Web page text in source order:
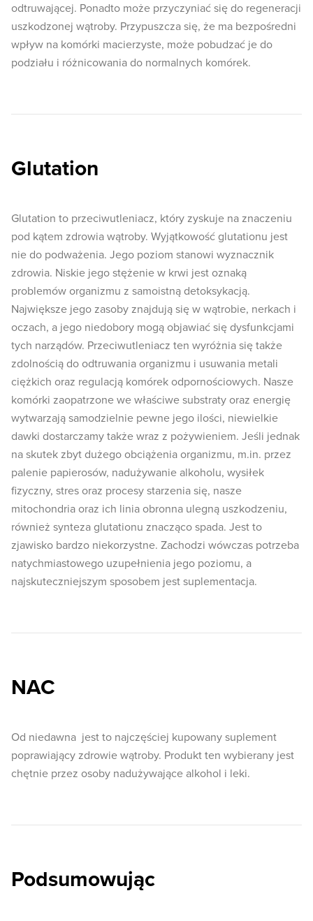
odtruwającej. Ponadto może przyczyniać się do regeneracji
uszkodzonej wątroby. Przypuszcza się, że ma bezpośredni
wpływ na komórki macierzyste, może pobudzać je do
podziału i różnicowania do normalnych komórek.
Glutation
Glutation to przeciwutleniacz, który zyskuje na znaczeniu
pod kątem zdrowia wątroby. Wyjątkowość glutationu jest
nie do podważenia. Jego poziom stanowi wyznacznik
zdrowia. Niskie jego stężenie w krwi jest oznaką
problemów organizmu z samoistną detoksykacją.
Największe jego zasoby znajdują się w wątrobie, nerkach i
oczach, a jego niedobory mogą objawiać się dysfunkcjami
tych narządów. Przeciwutleniacz ten wyróżnia się także
zdolnością do odtruwania organizmu i usuwania metali
ciężkich oraz regulacją komórek odpornościowych. Nasze
komórki zaopatrzone we właściwe substraty oraz energię
wytwarzają samodzielnie pewne jego ilości, niewielkie
dawki dostarczamy także wraz z pożywieniem. Jeśli jednak
na skutek zbyt dużego obciążenia organizmu, m.in. przez
palenie papierosów, nadużywanie alkoholu, wysiłek
fizyczny, stres oraz procesy starzenia się, nasze
mitochondria oraz ich linia obronna ulegną uszkodzeniu,
również synteza glutationu znacząco spada. Jest to
zjawisko bardzo niekorzystne. Zachodzi wówczas potrzeba
natychmiastowego uzupełnienia jego poziomu, a
najskuteczniejszym sposobem jest suplementacja.
NAC
Od niedawna jest to najczęściej kupowany suplement
poprawiający zdrowie wątroby. Produkt ten wybierany jest
chętnie przez osoby nadużywające alkohol i leki.
Podsumowując